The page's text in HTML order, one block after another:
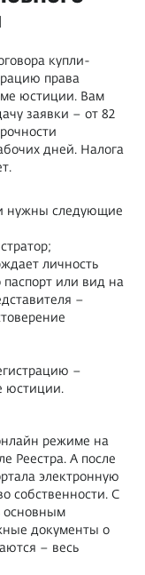
купли-
права
юстиции. Вам
заявки – от 82
дней. Налога
нужны следующие
личность
или вид на
–
–
юстиции.
режиме на
Реестра. А после
электронную
собственности. С
основным
документы о
– весь